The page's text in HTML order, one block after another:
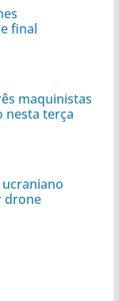
final
maquinistas
nesta terça
drone